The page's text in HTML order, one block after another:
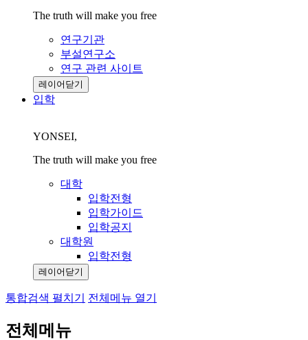
The truth will make you free
연구기관
부설연구소
연구 관련 사이트
레이어닫기
입학
YONSEI,
The truth will make you free
대학
입학전형
입학가이드
입학공지
대학원
입학전형
레이어닫기
통합검색 펼치기 전체메뉴 열기
전체메뉴